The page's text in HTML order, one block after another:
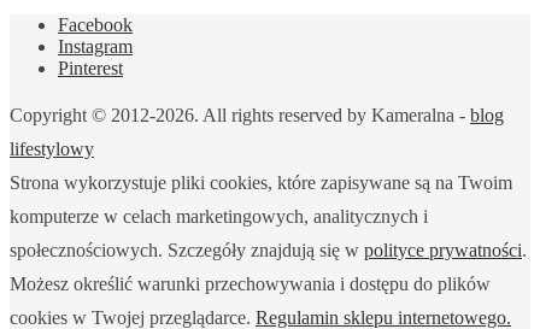
Facebook
Instagram
Pinterest
Copyright © 2012-2026. All rights reserved by Kameralna - blog
lifestylowy
Strona wykorzystuje pliki cookies, które zapisywane są na Twoim
komputerze w celach marketingowych, analitycznych i
społecznościowych. Szczegóły znajdują się w polityce prywatności.
Możesz określić warunki przechowywania i dostępu do plików
cookies w Twojej przeglądarce. Regulamin sklepu internetowego.